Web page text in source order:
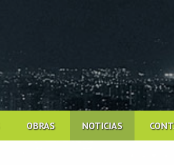
OBRAS NOTICIAS